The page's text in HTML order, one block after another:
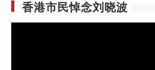
香港市民悼念刘晓波